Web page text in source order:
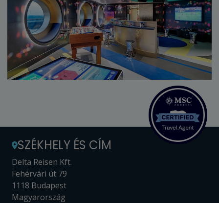
SZÉKHELY ÉS CÍM
Delta Reisen Kft.
Fehérvári út 79
1118 Budapest
Magyarország